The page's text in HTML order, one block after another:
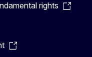
rights